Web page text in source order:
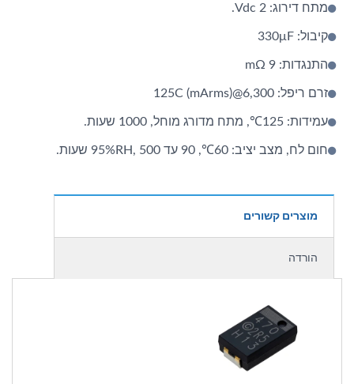
מתח דירוג: 2 Vdc.
קיבול: 330μF
התנגדות: 9 mΩ
זרם ריפל: 6,300@125C (mArms)
עמידות: 125℃, מתח מדורג מוחל, 1000 שעות.
חום לח, מצב יציב: 60℃, 90 עד 95%RH, 500 שעות.
מוצרים קשורים
הורדה